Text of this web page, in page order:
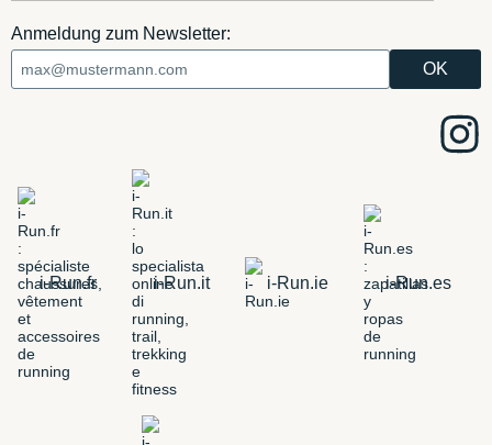
Anmeldung zum Newsletter:
i-Run.fr i-Run.it i-Run.ie i-Run.es